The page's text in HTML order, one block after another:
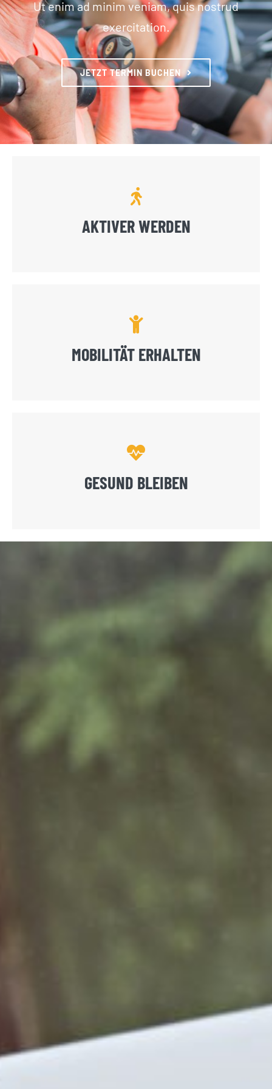
GUTSCHEINE
KONTAKT
WARENKORB
Widerrufsbelehrung
Ut enim ad minim veniam, quis nostrud
exercitation.
JETZT TERMIN BUCHEN
AKTIVER WERDEN
MOBILITÄT ERHALTEN
GESUND BLEIBEN